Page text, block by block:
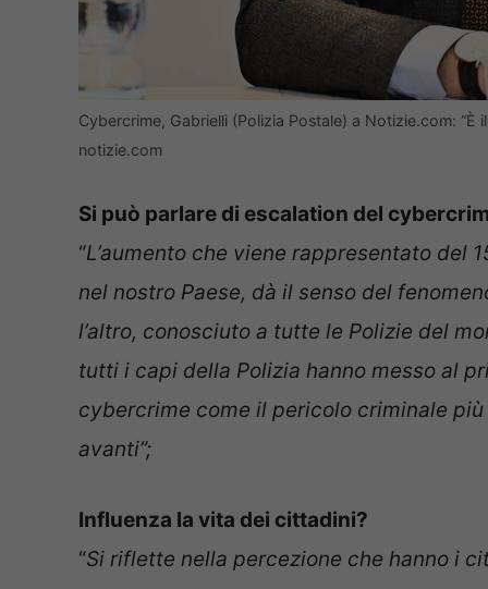
Cybercrime, Gabrielli (Polizia Postale) a Notizie.com:
notizie.com
Si può parlare di escalation del
“L’aumento che viene rappresentato del
nel nostro Paese, dà il senso del
l’altro, conosciuto a tutte le Polizie del
tutti i capi della Polizia hanno messo al
cybercrime come il pericolo criminale
avanti”;
Influenza la vita dei cittadini?
“Si riflette nella percezione che hanno i